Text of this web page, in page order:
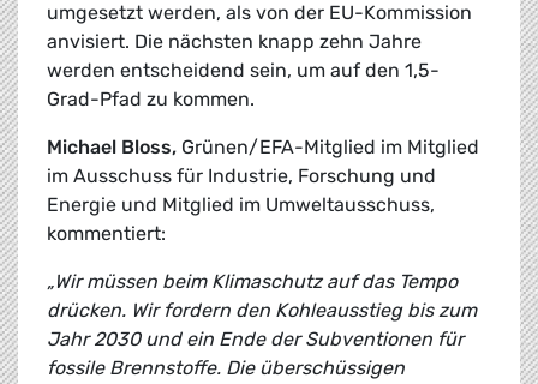
umgesetzt werden, als von der EU-Kommission
anvisiert. Die nächsten knapp zehn Jahre
werden entscheidend sein, um auf den 1,5-
Grad-Pfad zu kommen.
Michael Bloss, Grünen/EFA-Mitglied im Mitglied
im Ausschuss für Industrie, Forschung und
Energie und Mitglied im Umweltausschuss,
kommentiert:
„Wir müssen beim Klimaschutz auf das Tempo
drücken. Wir fordern den Kohleausstieg bis zum
Jahr 2030 und ein Ende der Subventionen für
fossile Brennstoffe. Die überschüssigen